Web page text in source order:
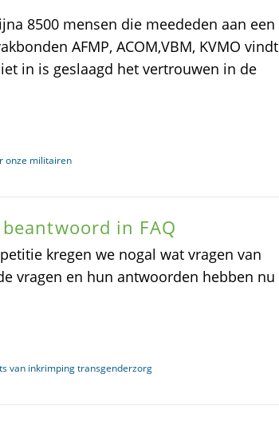
8500 mensen die meededen aan een
AFMP, ACOM,VBM, KVMO vindt
in is geslaagd het vertrouwen in de
onze militairen
in FAQ
kregen we nogal wat vragen van
vragen en hun antwoorden hebben nu
van inkrimping transgenderzorg